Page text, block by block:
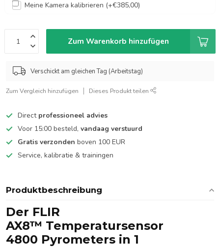
Meine Kamera kalibrieren (+€385,00)
Zum Warenkorb hinzufügen
Verschickt am gleichen Tag (Arbeitstag)
Zum Vergleich hinzufügen Dieses Produkt teilen
Direct professioneel advies
Voor 15:00 besteld, vandaag verstuurd
Gratis verzonden boven 100 EUR
Service, kalibratie & trainingen
Produktbeschreibung
Der FLIR
AX8™ Temperatursensor
4800 Pyrometers in 1